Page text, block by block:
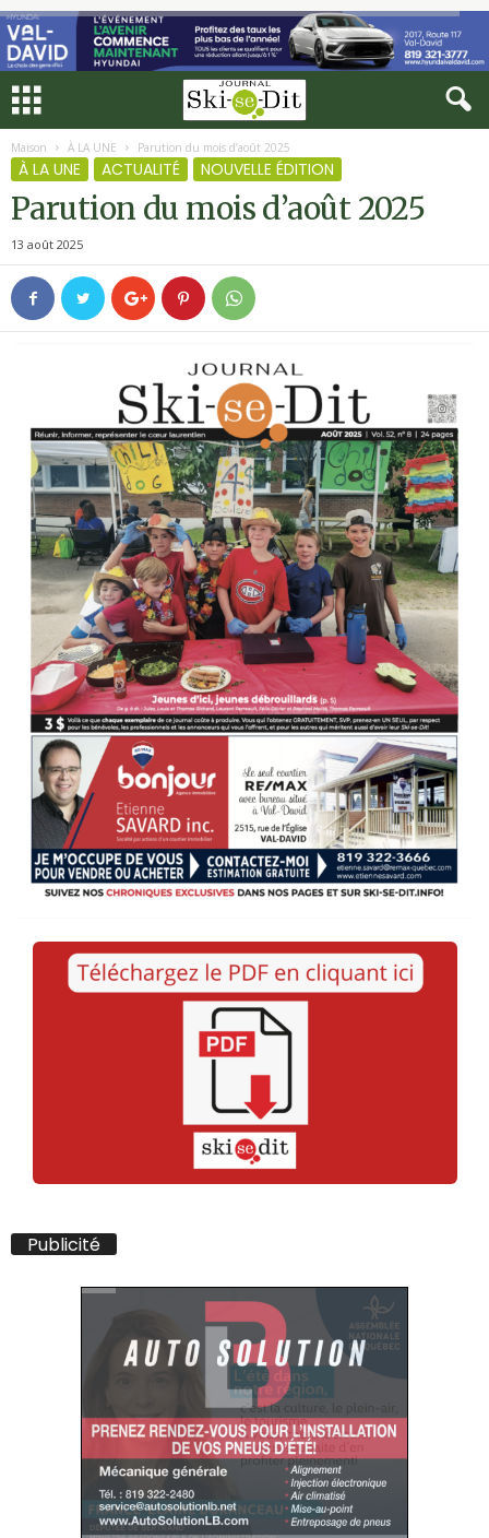
Maison À LA UNE Parution du mois d’août 2025
À LA UNE ACTUALITÉ NOUVELLE ÉDITION
Parution du mois d’août 2025
13 août 2025
Publicité